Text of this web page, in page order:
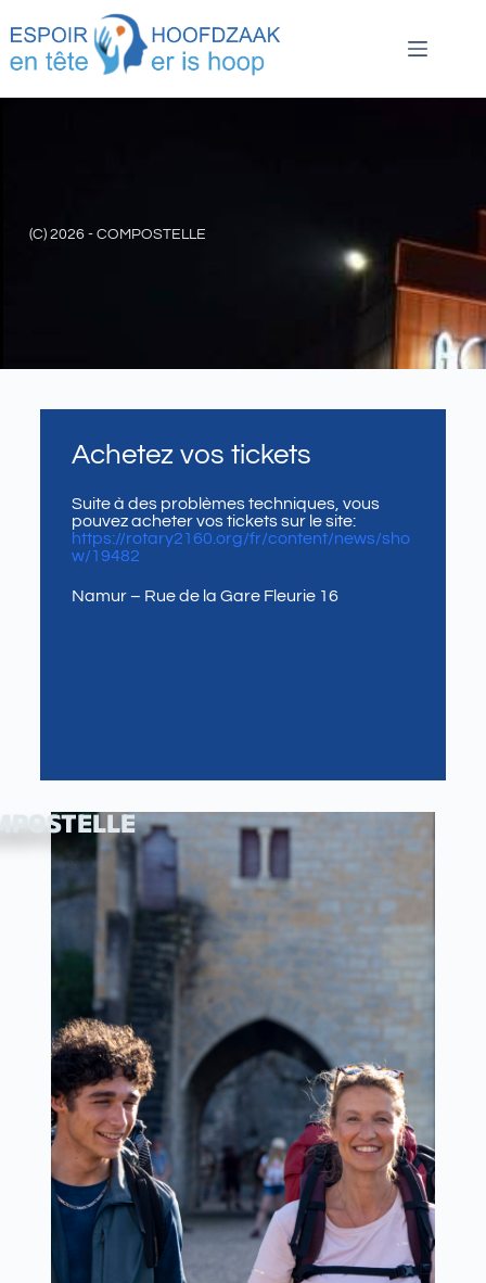
(C) 2026 - COMPOSTELLE
Achetez vos tickets
Suite à des problèmes techniques, vous
pouvez acheter vos tickets sur le site:
https://rotary2160.org/fr/content/news/sho
w/19482
Namur – Rue de la Gare Fleurie 16